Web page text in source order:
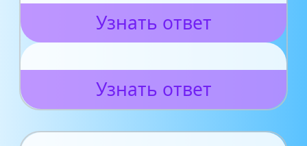
Узнать ответ
Узнать ответ